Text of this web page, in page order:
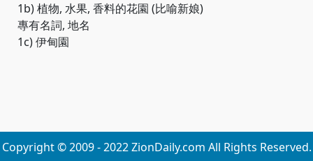
1b) 植物, 水果, 香料的花園 (比喻新娘)
專有名詞, 地名
1c) 伊甸園
Copyright © 2009 - 2022 ZionDaily.com All Rights Reserved.